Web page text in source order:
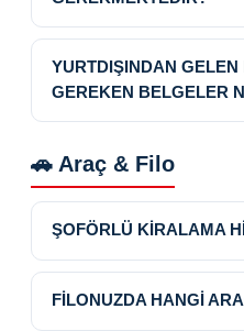
YURTDIŞINDAN GELEN
GEREKEN BELGELER
🚗 Araç & Filo
ŞOFÖRLÜ KİRALAMA
FİLONUZDA HANGİ